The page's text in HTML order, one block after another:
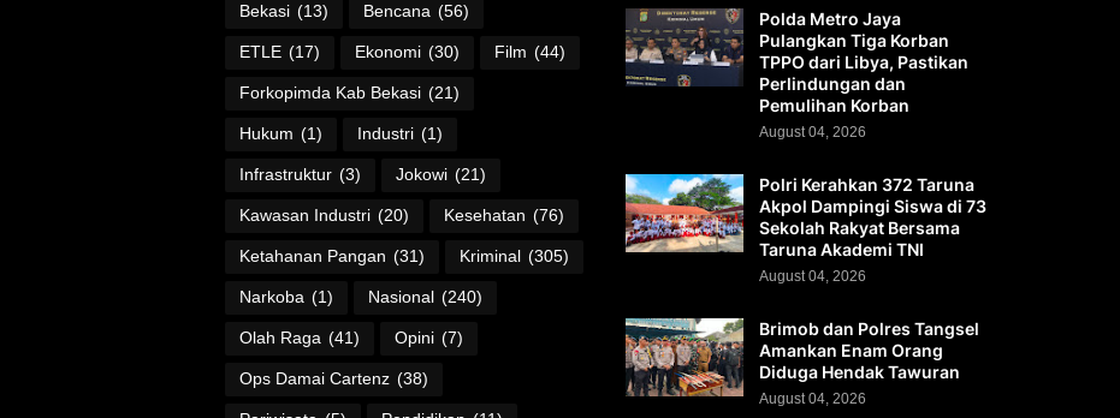
Bekasi (13) Bencana (56)
ETLE (17) Ekonomi (30) Film (44)
Forkopimda Kab Bekasi (21)
Hukum (1) Industri (1)
Infrastruktur (3) Jokowi (21)
Kawasan Industri (20) Kesehatan (76)
Ketahanan Pangan (31) Kriminal (305)
Narkoba (1) Nasional (240)
Olah Raga (41) Opini (7)
Ops Damai Cartenz (38)
Polda Metro Jaya
Pulangkan Tiga Korban
TPPO dari Libya, Pastikan
Perlindungan dan
Pemulihan Korban
August 04, 2026
Polri Kerahkan 372 Taruna
Akpol Dampingi Siswa di 73
Sekolah Rakyat Bersama
Taruna Akademi TNI
August 04, 2026
Brimob dan Polres Tangsel
Amankan Enam Orang
Diduga Hendak Tawuran
August 04, 2026